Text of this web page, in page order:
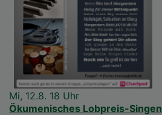
Mi, 12.8. 18 Uhr
Ökumenisches Lobpreis-Singen